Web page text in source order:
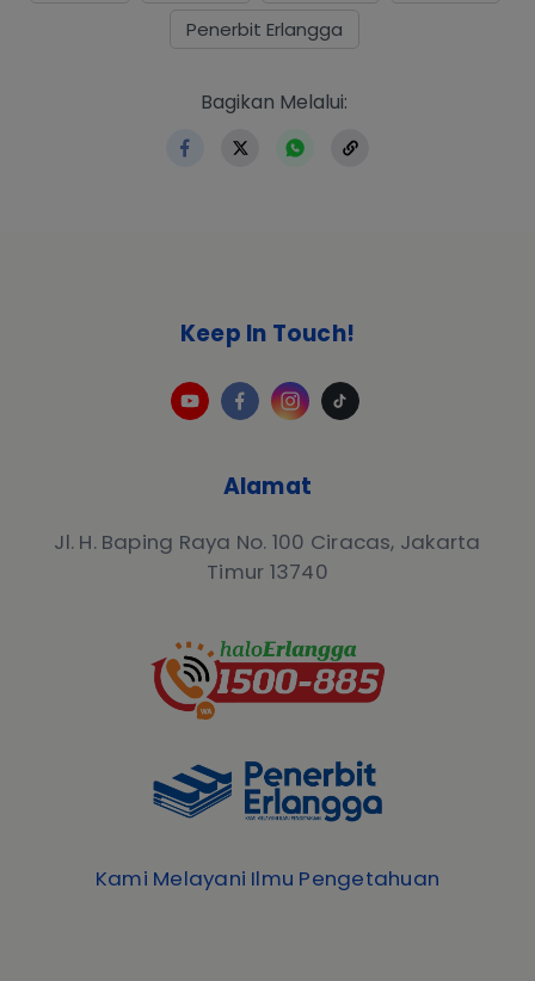
Penerbit Erlangga
https://
Bagikan Melalui:
Alamat
Jl. H. Baping Raya No. 100 Ciracas, Jakarta
Timur 13740
Keep In Touch!
Kami Melayani Ilmu Pengetahuan